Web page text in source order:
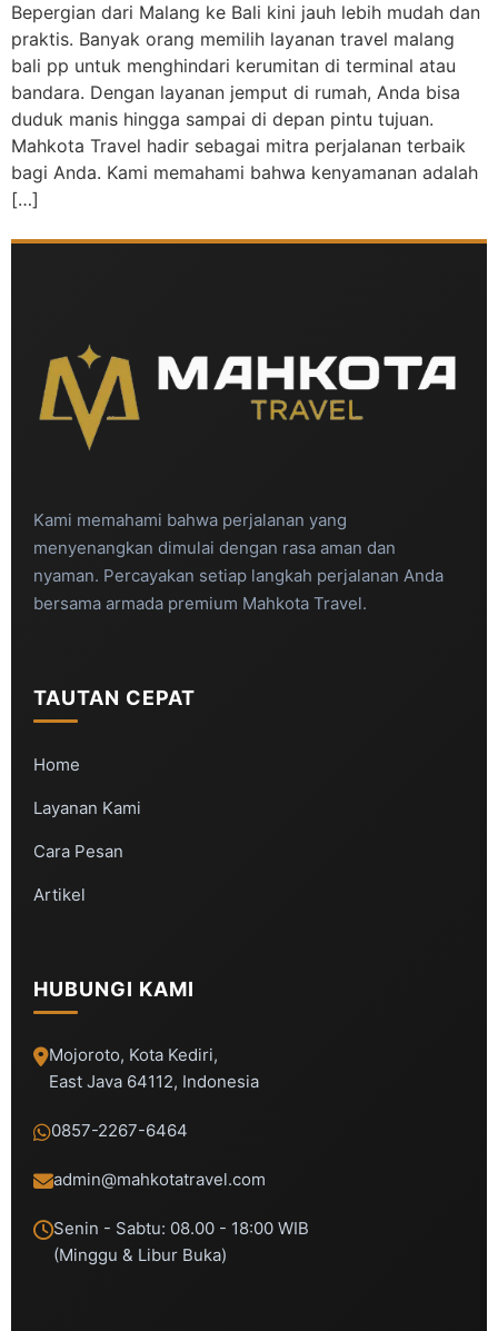
Bepergian dari Malang ke Bali kini jauh lebih mudah dan
praktis. Banyak orang memilih layanan travel malang
bali pp untuk menghindari kerumitan di terminal atau
bandara. Dengan layanan jemput di rumah, Anda bisa
duduk manis hingga sampai di depan pintu tujuan.
Mahkota Travel hadir sebagai mitra perjalanan terbaik
bagi Anda. Kami memahami bahwa kenyamanan adalah
[…]
Kami memahami bahwa perjalanan yang
menyenangkan dimulai dengan rasa aman dan
nyaman. Percayakan setiap langkah perjalanan Anda
bersama armada premium Mahkota Travel.
TAUTAN CEPAT
Home
Layanan Kami
Cara Pesan
Artikel
HUBUNGI KAMI
Mojoroto, Kota Kediri,
East Java 64112, Indonesia
0857-2267-6464
admin@mahkotatravel.com
Senin - Sabtu: 08.00 - 18:00 WIB
(Minggu & Libur Buka)